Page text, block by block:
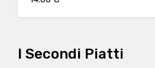
I Secondi Piatti